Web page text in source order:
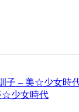
☆少女時代